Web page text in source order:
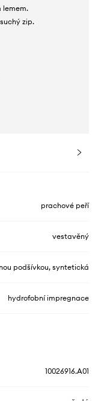
lemem.
zip.
prachové peří
vestavěný
podšívkou, syntetická
hydrofobní impregnace
10026916.A01